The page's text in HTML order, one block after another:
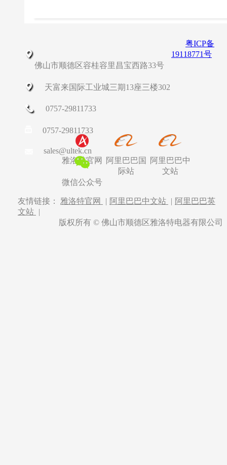
佛山市顺德区容桂容里昌宝西路33号
天富来国际工业城三期13座三楼302
0757-29811733
0757-29811733
sales@ultek.cn
雅洛特官网
阿里巴巴国
际站
阿里巴巴中
文站
微信公众号
友情链接： 雅洛特官网 | 阿里巴巴中文站 | 阿里巴巴英
文站 |
版权所有 © 佛山市顺德区雅洛特电器有限公司
粤ICP备
19118771号